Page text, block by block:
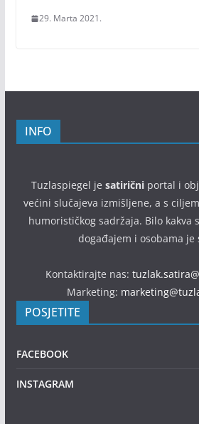
29. Marta 2021.
INFO
Tuzlaspiegel je satiričniportal i
većini slučajeva izmišljene, a s
humorističkog sadržaja. Bilo kakva
događajem i osobama je
Kontaktirajte nas:
Marketing:
POSJETITE
FACEBOOK
INSTAGRAM